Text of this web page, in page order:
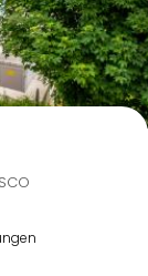
Karte anzeigen